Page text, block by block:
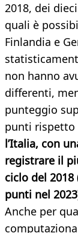
2018, dei
quali è
Finlandia e
non hanno
differenti,
punteggio
punti rispetto
l’Italia, con
registrare il
ciclo del
punti nel
Anche per